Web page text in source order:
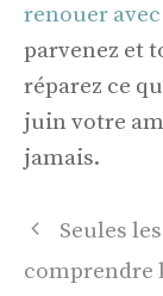
renouer
parvenez et
réparez ce
juin votre
jamais.
Navigation
Seules
comprendre